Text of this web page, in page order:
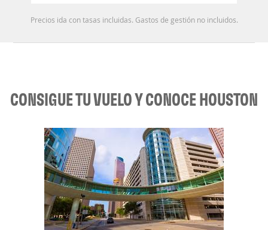
Precios ida con tasas incluidas. Gastos de gestión no incluidos.
CONSIGUE TU VUELO Y CONOCE HOUSTON